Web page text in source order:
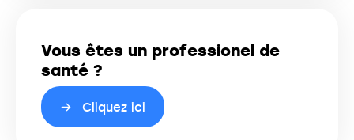
Vous êtes un professionel de
santé ?
Cliquez ici